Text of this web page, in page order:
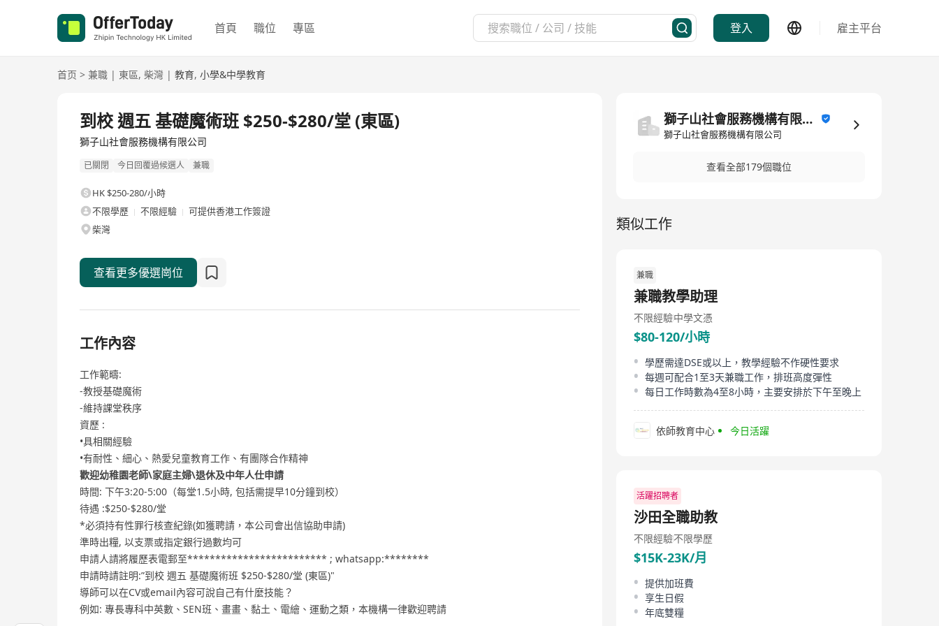
首頁 職位 專區 登入 雇主平台
首页 > 兼職 | 東區, 柴灣 | 教育, 小學&中學教育
到校 週五 基礎魔術班 $250-$280/堂 (東區)
獅子山社會服務機構有限公司
已關閉 今日回覆過候選人 兼職
HK $250-280/小時
不限學歷
不限經驗
可提供香港工作簽證
柴灣
查看更多優選崗位
工作內容
工作範疇:
-教授基礎魔術
-維持課堂秩序
資歷 :
•具相關經驗
•有耐性、細心、熱愛兒童教育工作、有團隊合作精神
歡迎幼稚園老師\家庭主婦\退休及中年人仕申請
時間: 下午3:20-5:00（每堂1.5小時, 包括需提早10分鐘到校）
待遇 :$250-$280/堂
*必須持有性罪行核查紀錄(如獲聘請，本公司會出信協助申請)
準時出糧, 以支票或指定銀行過數均可
申請人請將履歷表電郵至************************* ; whatsapp:********
申請時請註明:”到校 週五 基礎魔術班 $250-$280/堂 (東區)"
導師可以在CV或email內容可說自己有什麼技能？
例如: 專長專科中英數、SEN班、畫畫、黏土、電繪、運動之類，本機構一律歡迎聘請
獅子山社會服務機構有限公司
獅子山社會服務機構有限公司
查看全部179個職位
類似工作
兼職
兼職教學助理
不限經驗中學文憑
$80-120/小時
學歷需達DSE或以上，教學經驗不作硬性要求
每週可配合1至3天兼職工作，排班高度彈性
每日工作時數為4至8小時，主要安排於下午至晚上
依師教育中心 今日活躍
活躍招聘者
沙田全職助教
不限經驗不限學歷
$15K-23K/月
提供加班費
享生日假
年底雙糧